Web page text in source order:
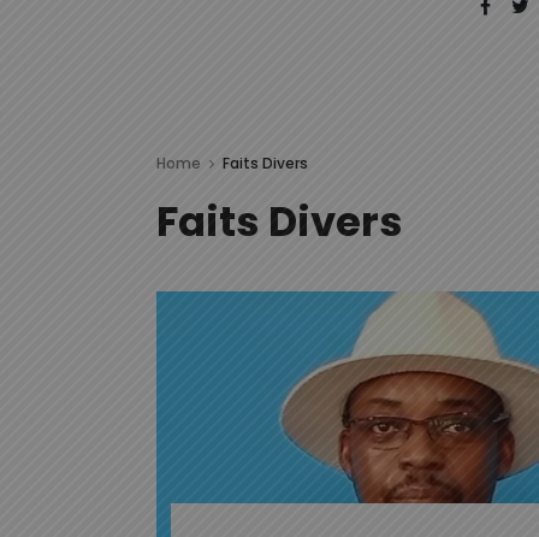
Home Faits Divers
Faits Divers